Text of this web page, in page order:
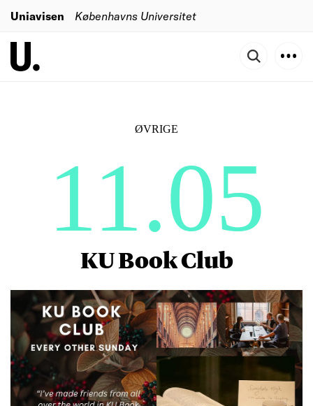
Uniavisen Københavns Universitet
ØVRIGE
11.05
KU Book Club